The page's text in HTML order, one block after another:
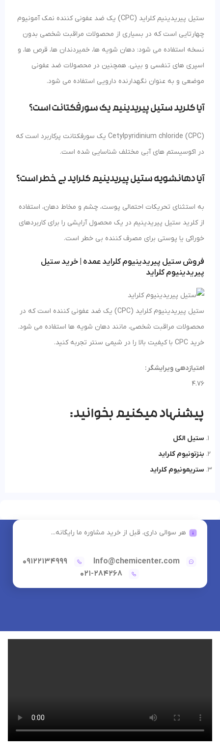
ستیل پیریدینیم کلراید (CPC) یک ضد عفونی کننده نمک آمونیوم
چهارتایی است که در بسیاری از محصولات مراقبت شخصی بدون
نسخه استفاده می شود: دهان شویه ها، خمیردندان ها، قرص ها، و
اسپری های تنفسی و بینی. همچنین در محصولات ضد عفونی
موضعی و به عنوان نگهدارنده دارویی استفاده می شود.
آیا کلرید ستیل پیریدینیم یک سورفکتانت است؟
Cetylpyridinium chloride (CPC) یک سورفکتانت پرکاربرد است که
در اکوسیستم های آبی مختلف شناسایی شده است.
آیا دهانشویه ستیل پیریدینیم کلراید بی خطر است؟
به استثنای تحریکات احتمالی پوست، چشم و مخاط دهان، استفاده
از کلرید ستیل پیریدینیم در یک محصول آرایشی را برای کاربردهای
خوراکی یا پوستی برای مصرف کننده بی خطر است.
فروش ستیل پیریدینیوم کلراید عمده | خرید ستیل
پیریدینیوم کلراید
ستیل پیریدینیوم کلراید (CPC) یک ضد عفونی کننده است که در
محصولات مراقبت شخصی، مانند دهان شویه ها استفاده می شود.
خرید CPC با کیفیت بالا را در شیمی سنتر تجربه کنید.
امتیازدهی ویرایشگر:
4.76
پیشنهاد میکنیم بخوانید:
ستیل الکل
بنزتونیوم کلراید
ستریمونیوم کلراید
هر سوالی داری، قبل از خرید مشاوره ما رایگانه...
Info@chemicenter.com
09122134999
021-284268